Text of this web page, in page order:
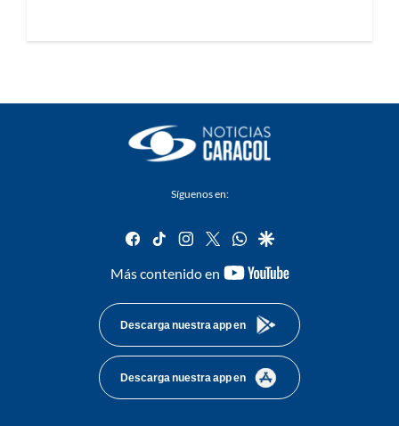
Síguenos en:
facebook
tiktok instagram
twitterwhatsapp
google
Más contenido en
youtube-
Descarga nuestra app en
Descarga nuestra app en